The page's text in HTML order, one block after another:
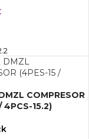
COMPRESOR
4PCS-15.2)